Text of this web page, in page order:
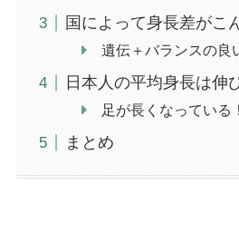
国によって身長差がこ
遺伝＋バランスの良
日本人の平均身長は伸
足が長くなっている
まとめ